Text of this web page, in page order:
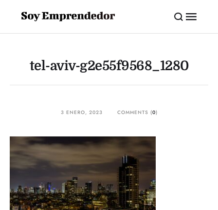
tel-aviv-g2e55f9568_1280
3 ENERO, 2023 COMMENTS (0)